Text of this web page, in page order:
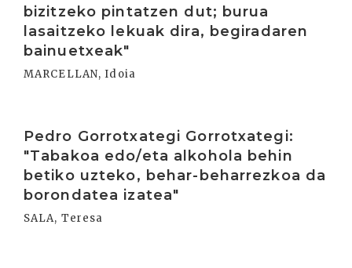
bizitzeko pintatzen dut; burua
lasaitzeko lekuak dira, begiradaren
bainuetxeak"
MARCELLAN, Idoia
Pedro Gorrotxategi Gorrotxategi:
"Tabakoa edo/eta alkohola behin
betiko uzteko, behar-beharrezkoa da
borondatea izatea"
SALA, Teresa